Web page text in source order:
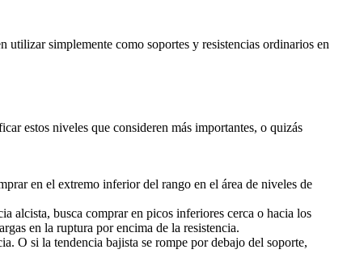
utilizar simplemente como soportes y resistencias ordinarios en
estos niveles que consideren más importantes, o quizás
en el extremo inferior del rango en el área de niveles de
alcista, busca comprar en picos inferiores cerca o hacia los
en la ruptura por encima de la resistencia.
O si la tendencia bajista se rompe por debajo del soporte,